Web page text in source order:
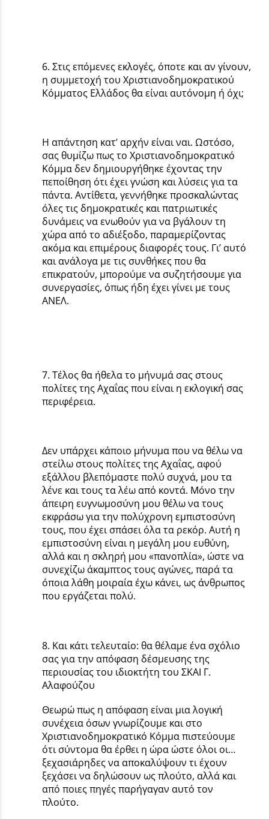
6. Στις επόμενες εκλογές, όποτε και αν γίνουν,
η συμμετοχή του Χριστιανοδημοκρατικού
Κόμματος Ελλάδος θα είναι αυτόνομη ή όχι;
Η απάντηση κατ’ αρχήν είναι ναι. Ωστόσο,
σας θυμίζω πως το Χριστιανοδημοκρατικό
Κόμμα δεν δημιουργήθηκε έχοντας την
πεποίθηση ότι έχει γνώση και λύσεις για τα
πάντα. Αντίθετα, γεννήθηκε προσκαλώντας
όλες τις δημοκρατικές και πατριωτικές
δυνάμεις να ενωθούν για να βγάλουν τη
χώρα από το αδιέξοδο, παραμερίζοντας
ακόμα και επιμέρους διαφορές τους. Γι’ αυτό
και ανάλογα με τις συνθήκες που θα
επικρατούν, μπορούμε να συζητήσουμε για
συνεργασίες, όπως ήδη έχει γίνει με τους
ΑΝΕΛ.
7. Τέλος θα ήθελα το μήνυμά σας στους
πολίτες της Αχαΐας που είναι η εκλογική σας
περιφέρεια.
Δεν υπάρχει κάποιο μήνυμα που να θέλω να
στείλω στους πολίτες της Αχαΐας, αφού
εξάλλου βλεπόμαστε πολύ συχνά, μου τα
λένε και τους τα λέω από κοντά. Μόνο την
άπειρη ευγνωμοσύνη μου θέλω να τους
εκφράσω για την πολύχρονη εμπιστοσύνη
τους, που έχει σπάσει όλα τα ρεκόρ. Αυτή η
εμπιστοσύνη είναι η μεγάλη μου ευθύνη,
αλλά και η σκληρή μου «πανοπλία», ώστε να
συνεχίζω άκαμπτος τους αγώνες, παρά τα
όποια λάθη μοιραία έχω κάνει, ως άνθρωπος
που εργάζεται πολύ.
8. Και κάτι τελευταίο: θα θέλαμε ένα σχόλιο
σας για την απόφαση δέσμευσης της
περιουσίας του ιδιοκτήτη του ΣΚΑΙ Γ.
Αλαφούζου
Θεωρώ πως η απόφαση είναι μια λογική
συνέχεια όσων γνωρίζουμε και στο
Χριστιανοδημοκρατικό Κόμμα πιστεύουμε
ότι σύντομα θα έρθει η ώρα ώστε όλοι οι…
ξεχασιάρηδες να αποκαλύψουν τι έχουν
ξεχάσει να δηλώσουν ως πλούτο, αλλά και
από ποιες πηγές παρήγαγαν αυτό τον
πλούτο.